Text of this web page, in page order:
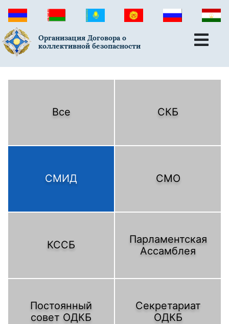
Организация Договора о
коллективной безопасности
Все СКБ
СМИД СМО
КССБ
Парламентская
Ассамблея
Постоянный
совет ОДКБ
Секретариат
ОДКБ